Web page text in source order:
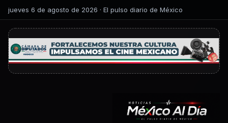
jueves 6 de agosto de 2026 · El pulso diario de México